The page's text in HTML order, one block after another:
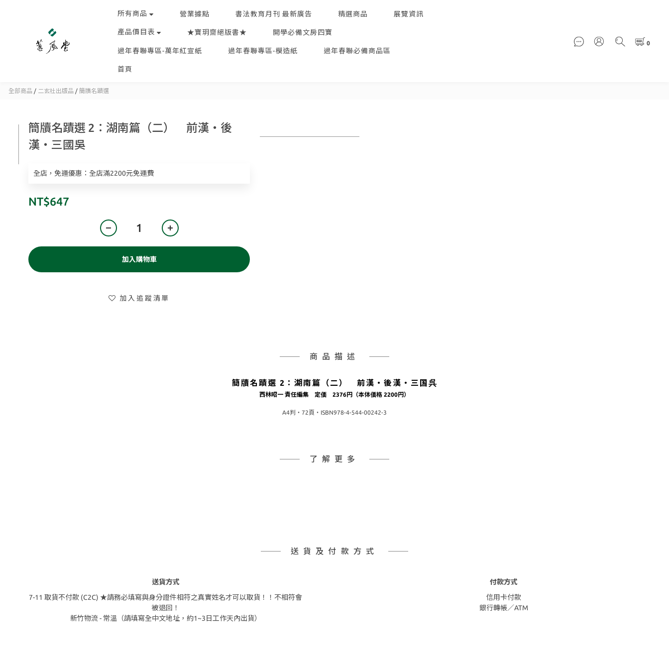
所有商品 營業據點 書法教育月刊 最新廣告 精選商品 展覽資訊
產品價目表 ★寶玥齋絕版書★ 開學必備文房四寶
過年春聯專區-萬年紅宣紙 過年春聯專區-模造紙 過年春聯必備商品區
首頁
全部商品 / 二玄社出版品 / 簡牘名蹟選
簡牘名蹟選 2：湖南篇（二） 前漢・後
漢・三國吳
全店，免運優惠：全店滿2200元免運費
NT$647
加入購物車
加入追蹤清單
商品描述
簡牘名蹟選 2：湖南篇（二） 前漢・後漢・三国呉
西林昭一 責任編集 定価 2376円（本体価格 2200円）
A4判・72頁・ISBN978-4-544-00242-3
了解更多
送貨及付款方式
送貨方式
7-11 取貨不付款 (C2C) ★請務必填寫與身分證件相符之真實姓名才可以取貨！！不相符會
被退回！
新竹物流 - 常溫（請填寫全中文地址，約1~3日工作天內出貨）
付款方式
信用卡付款
銀行轉帳／ATM